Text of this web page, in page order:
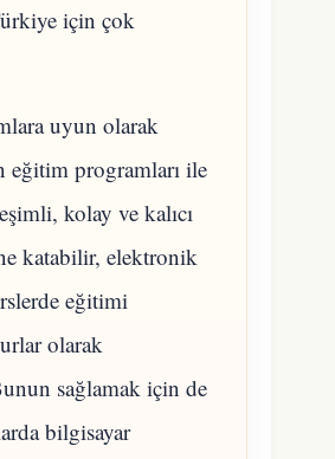
için çok
uyun olarak
eğitim programları ile
kolay ve kalıcı
katabilir, elektronik
eğitimi
olarak
sağlamak için de
bilgisayar